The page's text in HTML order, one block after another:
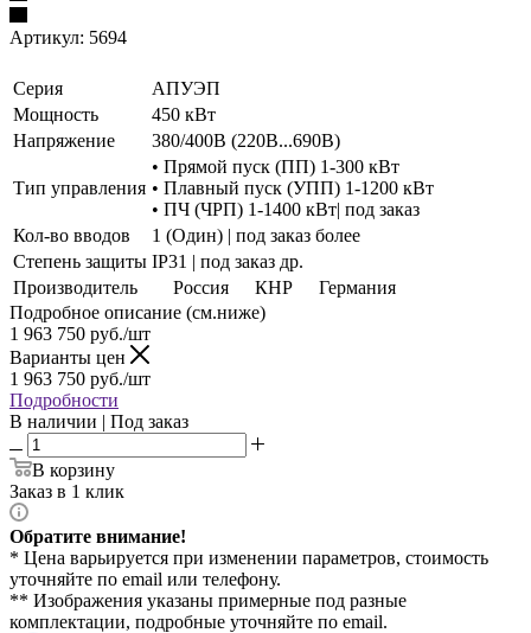
Артикул: 5694
Серия
АПУЭП
Мощность
450 кВт
Напряжение
380/400В (220В...690В)
Тип управления
• Прямой пуск (ПП) 1-300 кВт
• Плавный пуск (УПП) 1-1200 кВт
• ПЧ (ЧРП) 1-1400 кВт| под заказ
Кол-во вводов
1 (Один) | под заказ более
Степень защиты IP31 | под заказ др.
Производитель
Россия КНР
Германия
Подробное описание (см.ниже)
1 963 750 руб./шт
Варианты цен
1 963 750 руб./шт
Подробности
В наличии | Под заказ
В корзину
Заказ в 1 клик
Обратите внимание!
* Цена варьируется при изменении параметров, стоимость
уточняйте по email или телефону.
** Изображения указаны примерные под разные
комплектации, подробные уточняйте по email.